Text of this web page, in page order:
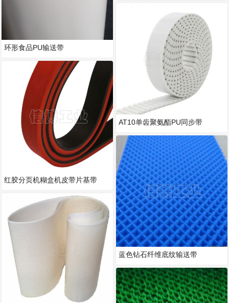
环形食品PU输送带
红胶分页机糊盒机皮带片基带
AT10单齿聚氨酯PU同步带
蓝色钻石纤维底纹输送带